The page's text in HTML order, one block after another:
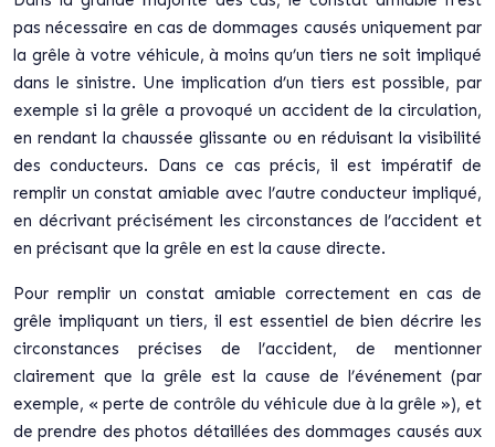
pas nécessaire en cas de dommages causés uniquement par
la grêle à votre véhicule, à moins qu’un tiers ne soit impliqué
dans le sinistre. Une implication d’un tiers est possible, par
exemple si la grêle a provoqué un accident de la circulation,
en rendant la chaussée glissante ou en réduisant la visibilité
des conducteurs. Dans ce cas précis, il est impératif de
remplir un constat amiable avec l’autre conducteur impliqué,
en décrivant précisément les circonstances de l’accident et
en précisant que la grêle en est la cause directe.
Pour remplir un constat amiable correctement en cas de
grêle impliquant un tiers, il est essentiel de bien décrire les
circonstances précises de l’accident, de mentionner
clairement que la grêle est la cause de l’événement (par
exemple, « perte de contrôle du véhicule due à la grêle »), et
de prendre des photos détaillées des dommages causés aux